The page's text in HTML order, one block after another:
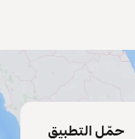
حمّل التطبيق